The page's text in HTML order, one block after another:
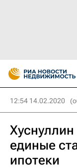
12:54 14.02.2020
единые
ипотеки